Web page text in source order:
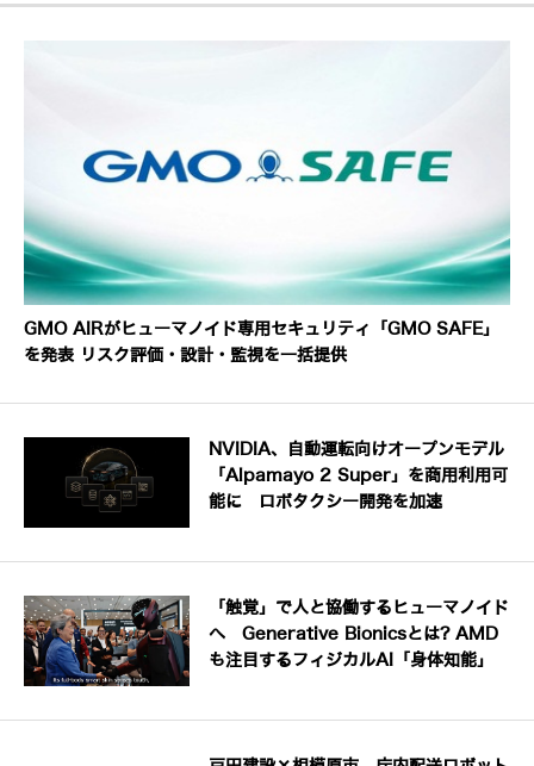
GMO AIRがヒューマノイド専用セキュリティ「GMO SAFE」
を発表 リスク評価・設計・監視を一括提供
NVIDIA、自動運転向けオープンモデル
「Alpamayo 2 Super」を商用利用可
能に ロボタクシー開発を加速
「触覚」で人と協働するヒューマノイド
へ Generative Bionicsとは? AMD
も注目するフィジカルAI「身体知能」